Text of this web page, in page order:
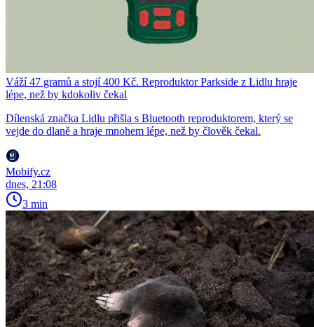
Váží 47 gramů a stojí 400 Kč. Reproduktor Parkside z Lidlu hraje
lépe, než by kdokoliv čekal
Dílenská značka Lidlu přišla s Bluetooth reproduktorem, který se
vejde do dlaně a hraje mnohem lépe, než by člověk čekal.
Mobify.cz
dnes, 21:08
3 min